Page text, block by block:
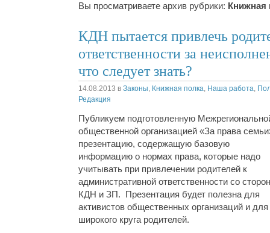
Вы просматриваете архив рубрики: Книжная
КДН пытается привлечь
ответственности за
что следует знать?
14.08.2013 в Законы, Книжная полка, Наша работа,
Редакция
Публикуем подготовленную
общественной организацией «За права
презентацию, содержащую базовую
информацию о нормах права, которые надо
учитывать при привлечении родителей к
административной ответственности со
КДН и ЗП. Презентация будет полезна для
активистов общественных организаций и для
широкого круга родителей.